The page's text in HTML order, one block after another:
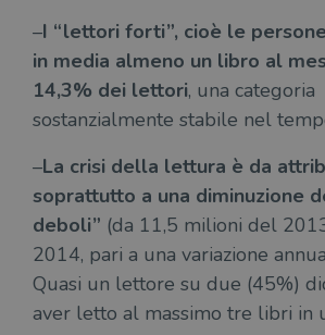
–I “lettori forti”, cioè le
in media almeno un libro al
14,3% dei lettori, una categoria
sostanzialmente stabile nel
–La crisi della lettura è da
soprattutto a una diminuzione
deboli” (da 11,5 milioni del
2014, pari a una variazione
Quasi un lettore su due (45%)
aver letto al massimo tre libri in